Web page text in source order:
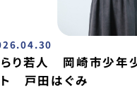
り若人 岡崎市少年
戸田はぐみ